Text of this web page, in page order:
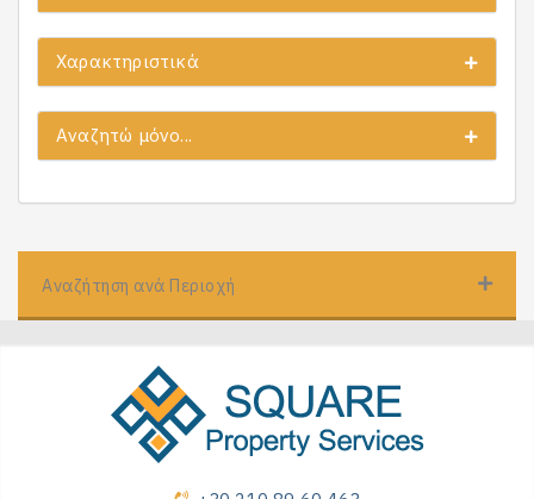
Χαρακτηριστικά
Αναζητώ μόνο...
Αναζήτηση ανά Περιοχή